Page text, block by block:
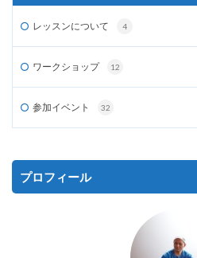
レッスンについて 4
ワークショップ 12
参加イベント 32
プロフィール